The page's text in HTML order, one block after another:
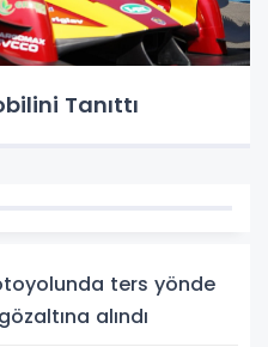
Tanıttı
ters yönde
alındı